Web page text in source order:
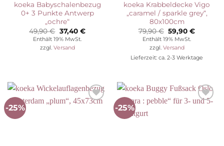
koeka Babyschalenbezug
0+ 3 Punkte Antwerp
„ochre“
49,90€ Ursprünglicher
Preis
war:
49,90 €
37,40 €Aktueller
Enthält 19% MwSt.
zzgl. Versand
koeka Krabbeldecke Vigo
„caramel / sparkle grey“,
80x100cm
79,90€ Ursprünglicher
Preis
war:
79,90 €
59,90€
Enthält 19% MwSt.
zzgl. Versand
Lieferzeit: ca. 2-3 Werktage
-25% -25%